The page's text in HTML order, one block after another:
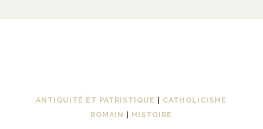
ANTIQUITÉ ET PATRISTIQUE
CATHOLICISME
ROMAIN
HISTOIRE